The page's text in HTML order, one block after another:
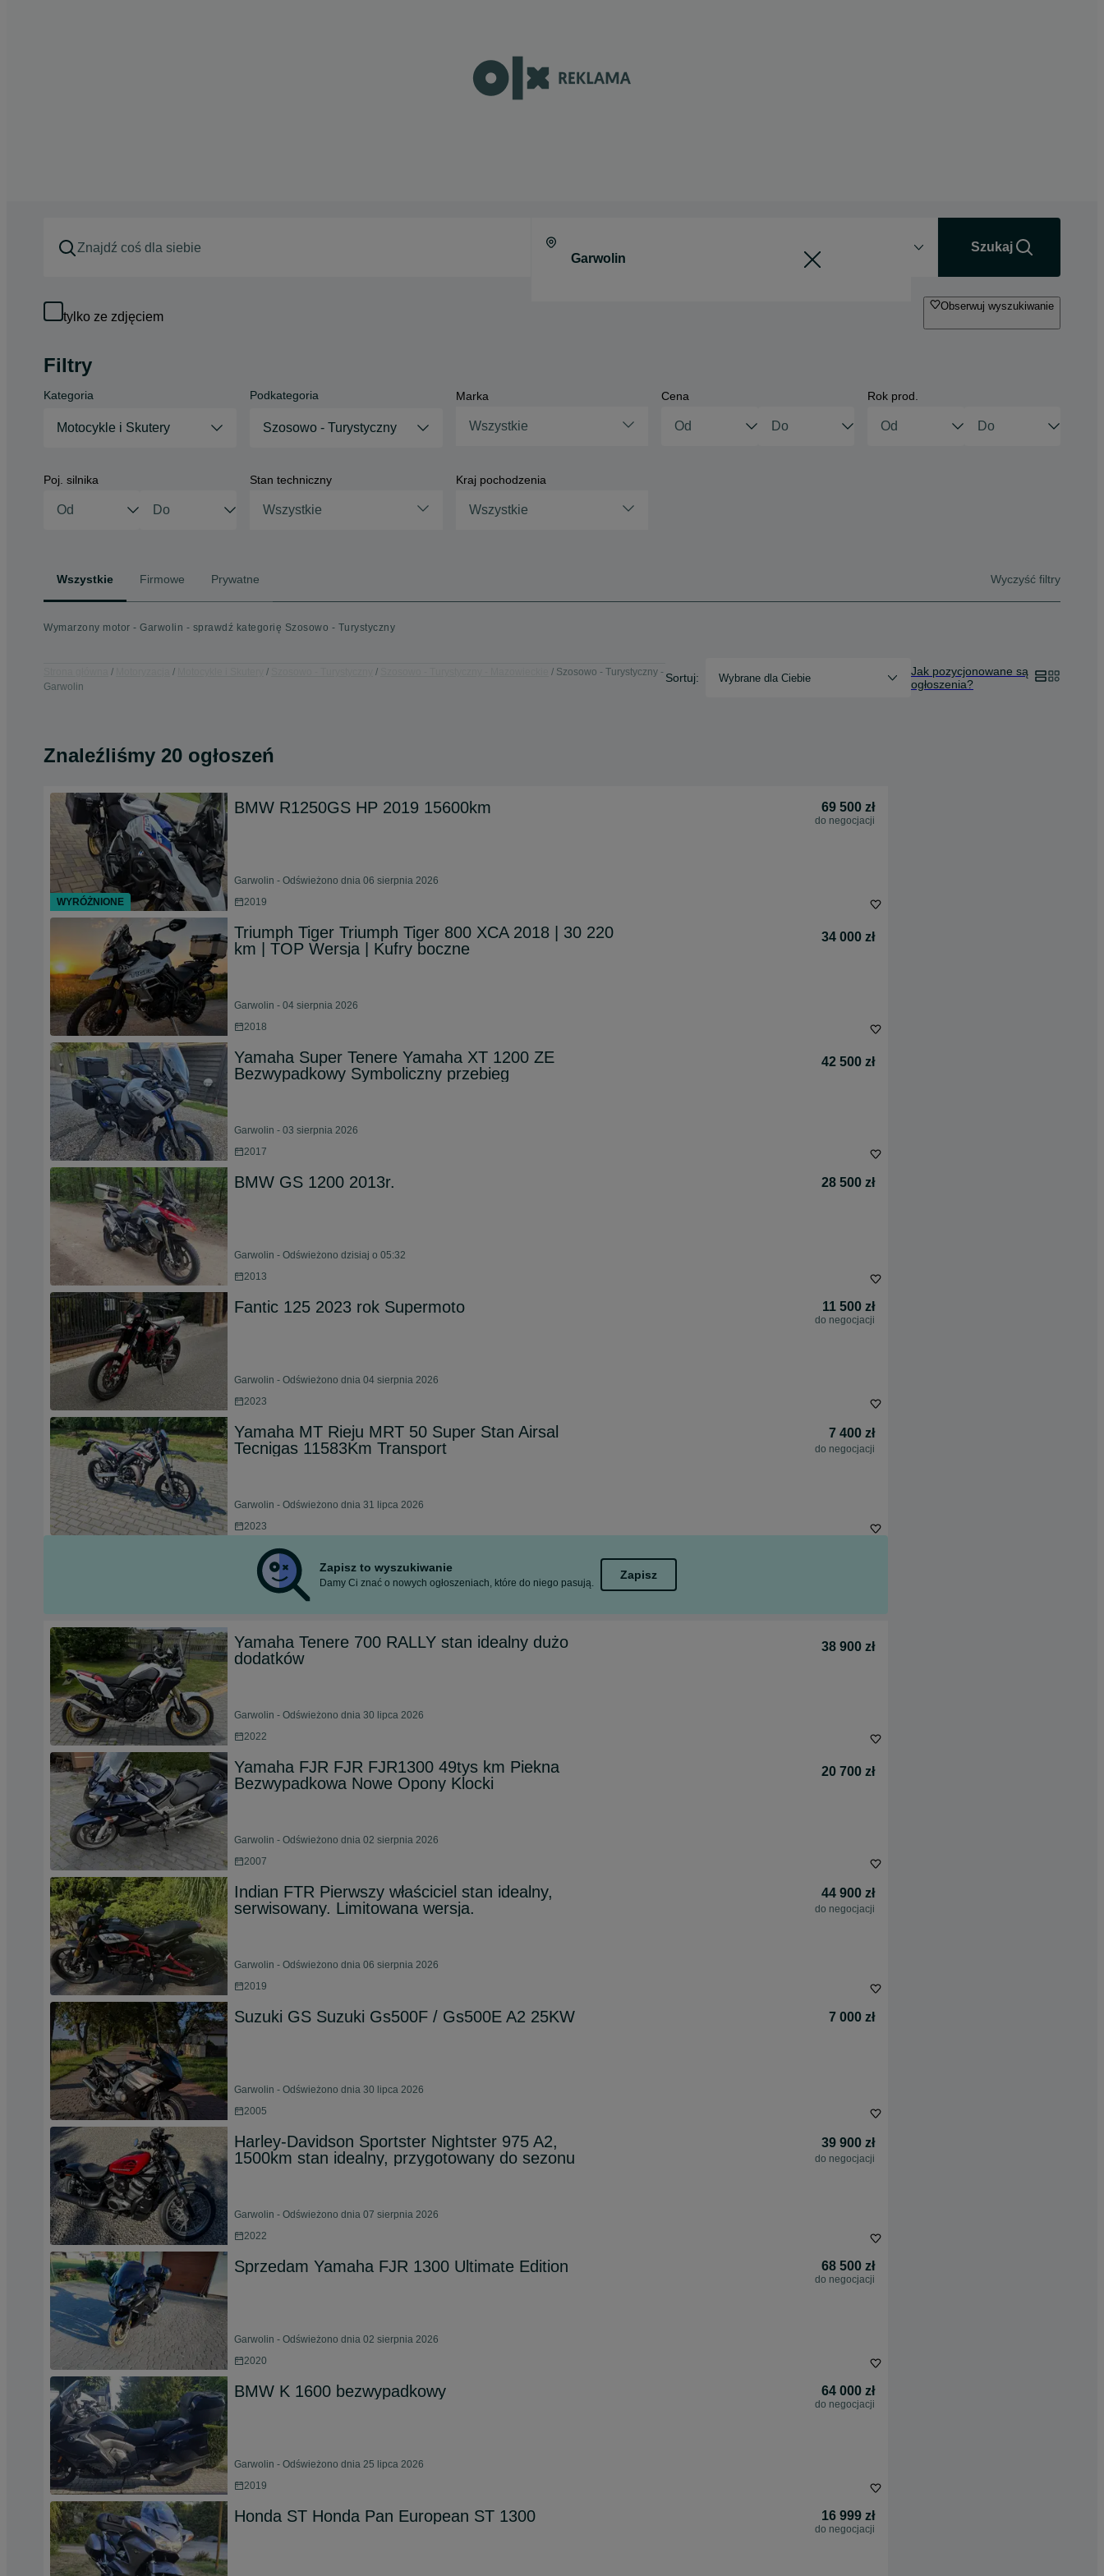
Szukaj
tylko ze zdjęciem
Obserwuj wyszukiwanie
Filtry
Kategoria
Motocykle i Skutery
Podkategoria
Szosowo - Turystyczny
Marka
Wszystkie
Cena Rok prod.
Poj. silnika Stan techniczny
Wszystkie
Kraj pochodzenia
Wszystkie
Wszystkie Firmowe Prywatne Wyczyść filtry
Wymarzony motor - Garwolin - sprawdź kategorię Szosowo - Turystyczny
Szosowo - Turystyczny -
Garwolin
Sortuj: Wybrane dla Ciebie
Jak pozycjonowane są
ogłoszenia?
Znaleźliśmy 20 ogłoszeń
BMW R1250GS HP 2019 15600km 69 500 zł
do negocjacji
Garwolin - Odświeżono dnia 06 sierpnia 2026
2019
Triumph Tiger Triumph Tiger 800 XCA 2018 | 30 220
km | TOP Wersja | Kufry boczne
34 000 zł
Garwolin - 04 sierpnia 2026
2018
Yamaha Super Tenere Yamaha XT 1200 ZE
Bezwypadkowy Symboliczny przebieg
42 500 zł
Garwolin - 03 sierpnia 2026
2017
BMW GS 1200 2013r. 28 500 zł
Garwolin - Odświeżono dzisiaj o 05:32
2013
Fantic 125 2023 rok Supermoto 11 500 zł
do negocjacji
Garwolin - Odświeżono dnia 04 sierpnia 2026
2023
Yamaha MT Rieju MRT 50 Super Stan Airsal
Tecnigas 11583Km Transport
7 400 zł
do negocjacji
Garwolin - Odświeżono dnia 31 lipca 2026
2023
Zapisz to wyszukiwanie
Damy Ci znać o nowych ogłoszeniach, które do niego pasują.
Zapisz
Yamaha Tenere 700 RALLY stan idealny dużo
dodatków
38 900 zł
Garwolin - Odświeżono dnia 30 lipca 2026
2022
Yamaha FJR FJR FJR1300 49tys km Piekna
Bezwypadkowa Nowe Opony Klocki
20 700 zł
Garwolin - Odświeżono dnia 02 sierpnia 2026
2007
Indian FTR Pierwszy właściciel stan idealny,
serwisowany. Limitowana wersja.
44 900 zł
do negocjacji
Garwolin - Odświeżono dnia 06 sierpnia 2026
2019
Suzuki GS Suzuki Gs500F / Gs500E A2 25KW 7 000 zł
Garwolin - Odświeżono dnia 30 lipca 2026
2005
Harley-Davidson Sportster Nightster 975 A2,
1500km stan idealny, przygotowany do sezonu
39 900 zł
do negocjacji
Garwolin - Odświeżono dnia 07 sierpnia 2026
2022
Sprzedam Yamaha FJR 1300 Ultimate Edition 68 500 zł
do negocjacji
Garwolin - Odświeżono dnia 02 sierpnia 2026
2020
BMW K 1600 bezwypadkowy 64 000 zł
do negocjacji
Garwolin - Odświeżono dnia 25 lipca 2026
2019
Honda ST Honda Pan European ST 1300 16 999 zł
do negocjacji
WYRÓŻNIONE